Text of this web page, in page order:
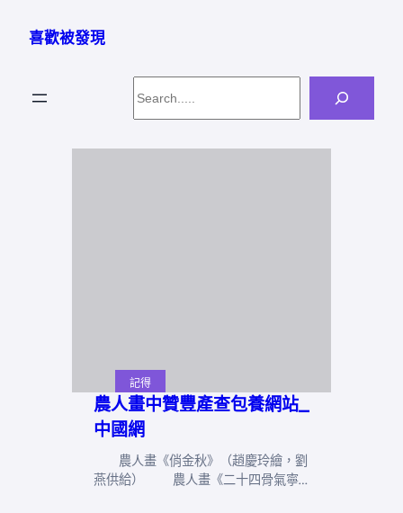
喜歡被發現
記得
農人畫中贊豐產查包養網站_
中國網
農人畫《俏金秋》（趙慶玲繪，劉
燕供給） 農人畫《二十四骨氣寧…